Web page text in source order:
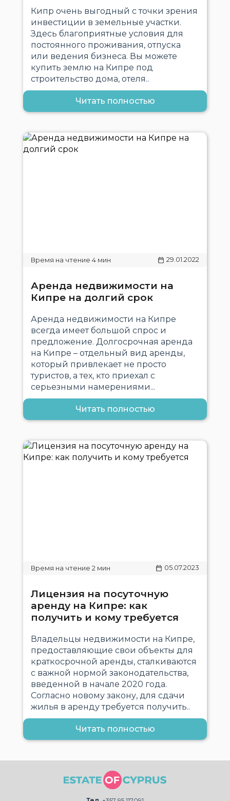
Кипр очень выгодный с точки зрения
инвестиции в земельные участки.
Здесь благоприятные условия для
постоянного проживания, отпуска
или ведения бизнеса. Вы можете
купить землю на Кипре под
строительство дома, отеля..
Читать полностью
29.01.2022
Аренда недвижимости на
Кипре на долгий срок
Аренда недвижимости на Кипре
всегда имеет большой спрос и
предложение. Долгосрочная аренда
на Кипре – отдельный вид аренды,
который привлекает не просто
туристов, а тех, кто приехал с
серьезными намерениями...
Читать полностью
05.07.2023
Лицензия на посуточную
аренду на Кипре: как
получить и кому требуется
Владельцы недвижимости на Кипре,
предоставляющие свои объекты для
краткосрочной аренды, сталкиваются
с важной нормой законодательства,
введенной в начале 2020 года.
Согласно новому закону, для сдачи
жилья в аренду требуется получить..
Читать полностью